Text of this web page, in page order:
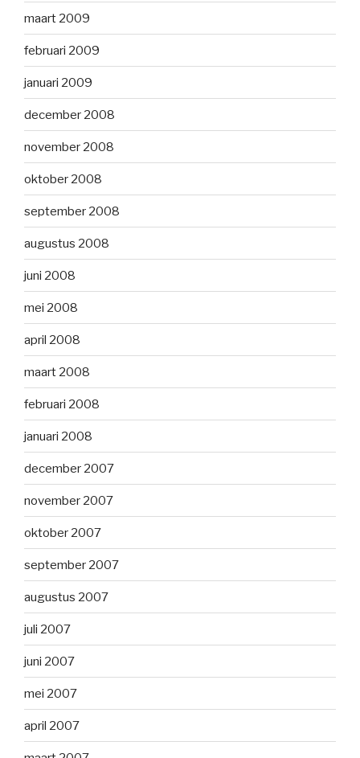
maart 2009
februari 2009
januari 2009
december 2008
november 2008
oktober 2008
september 2008
augustus 2008
juni 2008
mei 2008
april 2008
maart 2008
februari 2008
januari 2008
december 2007
november 2007
oktober 2007
september 2007
augustus 2007
juli 2007
juni 2007
mei 2007
april 2007